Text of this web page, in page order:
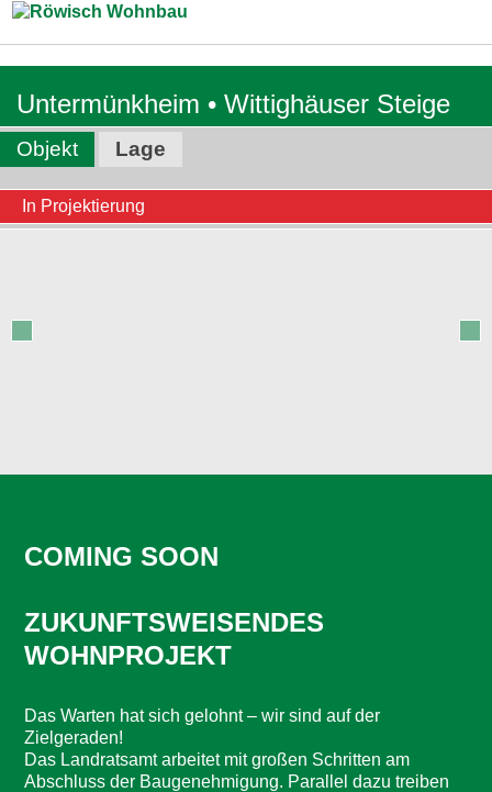
Zum Inhalt springen
Untermünkheim • Wittighäuser Steige
Objekt Lage
In Projektierung
COMING SOON
ZUKUNFTSWEISENDES
WOHNPROJEKT
Das Warten hat sich gelohnt – wir sind auf der
Zielgeraden!
Das Landratsamt arbeitet mit großen Schritten am
Abschluss der Baugenehmigung. Parallel dazu treiben